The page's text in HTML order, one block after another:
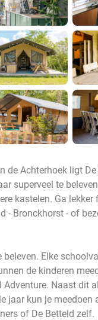
de Achterhoek ligt
superveel te
kastelen. Ga
- Bronckhorst - of
beleven. Elke
de kinderen
Naast dit
jaar kun je
of De Betteld zelf.